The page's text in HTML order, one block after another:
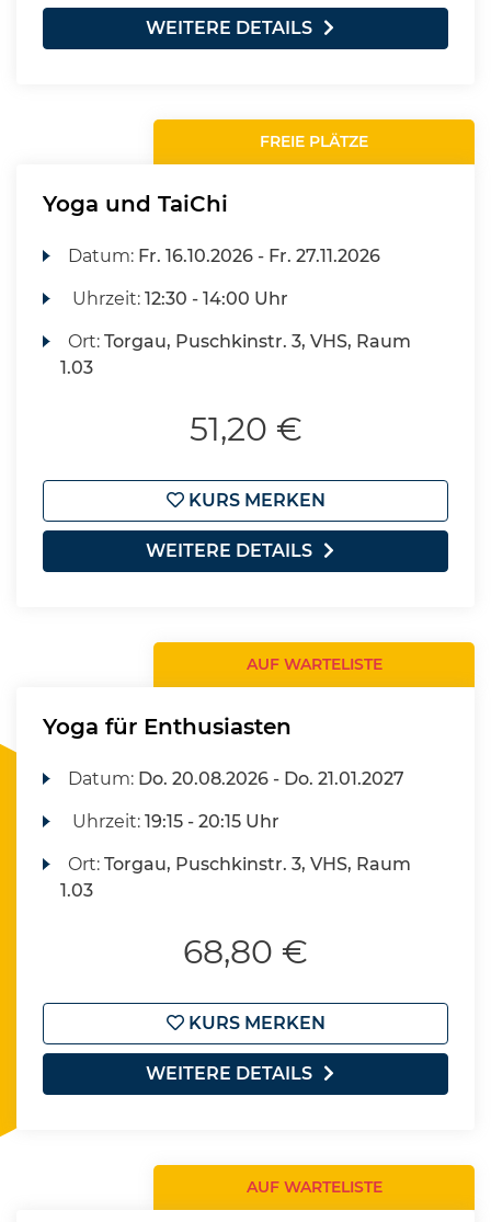
WEITERE DETAILS
FREIE PLÄTZE
Yoga und TaiChi
Datum: Fr. 16.10.2026 - Fr. 27.11.2026
Uhrzeit:12:30 - 14:00 Uhr
Ort:Torgau, Puschkinstr. 3, VHS, Raum
1.03
51,20 €
KURS MERKEN
WEITERE DETAILS
AUF WARTELISTE
Yoga für Enthusiasten
Datum: Do. 20.08.2026 - Do. 21.01.2027
Uhrzeit:19:15 - 20:15 Uhr
Ort:Torgau, Puschkinstr. 3, VHS, Raum
1.03
68,80 €
KURS MERKEN
WEITERE DETAILS
AUF WARTELISTE